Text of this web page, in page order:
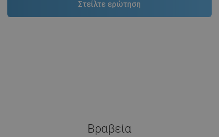
Βραβεία